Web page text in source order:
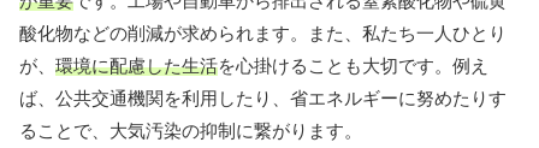
酸化物などの削減が求められます。また、私たち一人ひとり
が、 環境に配慮した生活を心掛けることも大切です。例え
ば、公共交通機関を利用したり、省エネルギーに努めたりす
ることで、大気汚染の抑制に繋がります。